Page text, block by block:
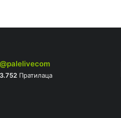
@palelivecom
3.752Пратилаца